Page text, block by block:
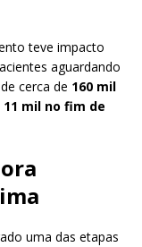
teve impacto
aguardando
cerca de 160 mil
mil no fim de
uma das etapas